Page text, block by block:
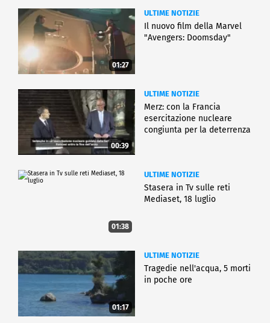
01:27
ULTIME NOTIZIE
Il nuovo film della Marvel
"Avengers: Doomsday"
00:39
ULTIME NOTIZIE
Merz: con la Francia
esercitazione nucleare
congiunta per la deterrenza
01:38
ULTIME NOTIZIE
Stasera in Tv sulle reti
Mediaset, 18 luglio
01:17
ULTIME NOTIZIE
Tragedie nell'acqua, 5 morti
in poche ore